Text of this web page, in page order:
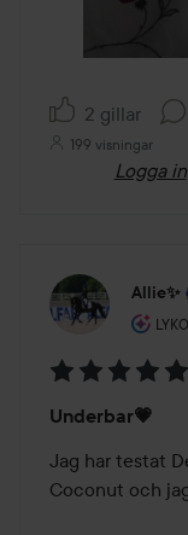
2 gillar
199 visningar
Logga in
Allie✨
5
av
5
Underbar💗
Jag har testat
Coconut och